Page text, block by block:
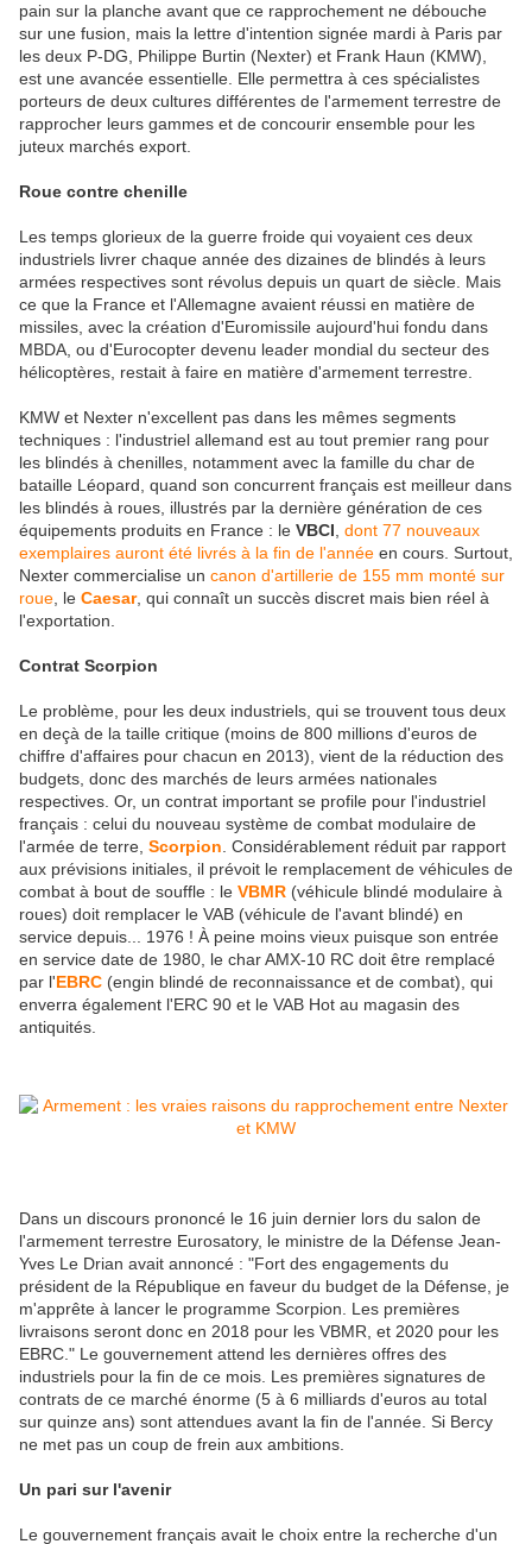
pain sur la planche avant que ce rapprochement ne débouche
sur une fusion, mais la lettre d'intention signée mardi à Paris par
les deux P-DG, Philippe Burtin (Nexter) et Frank Haun (KMW),
est une avancée essentielle. Elle permettra à ces spécialistes
porteurs de deux cultures différentes de l'armement terrestre de
rapprocher leurs gammes et de concourir ensemble pour les
juteux marchés export.
Roue contre chenille
Les temps glorieux de la guerre froide qui voyaient ces deux
industriels livrer chaque année des dizaines de blindés à leurs
armées respectives sont révolus depuis un quart de siècle. Mais
ce que la France et l'Allemagne avaient réussi en matière de
missiles, avec la création d'Euromissile aujourd'hui fondu dans
MBDA, ou d'Eurocopter devenu leader mondial du secteur des
hélicoptères, restait à faire en matière d'armement terrestre.
KMW et Nexter n'excellent pas dans les mêmes segments
techniques : l'industriel allemand est au tout premier rang pour
les blindés à chenilles, notamment avec la famille du char de
bataille Léopard, quand son concurrent français est meilleur dans
les blindés à roues, illustrés par la dernière génération de ces
équipements produits en France : le VBCI dont 77 nouveaux
exemplaires auront été livrés à la fin de l'année en cours. Surtout,
Nexter commercialise un canon d'artillerie de 155 mm monté sur
roue , le Caesar, qui connaît un succès discret mais bien réel à
l'exportation.
Contrat Scorpion
Le problème, pour les deux industriels, qui se trouvent tous deux
en deçà de la taille critique (moins de 800 millions d'euros de
chiffre d'affaires pour chacun en 2013), vient de la réduction des
budgets, donc des marchés de leurs armées nationales
respectives. Or, un contrat important se profile pour l'industriel
français : celui du nouveau système de combat modulaire de
l'armée de terre, Scorpion . Considérablement réduit par rapport
aux prévisions initiales, il prévoit le remplacement de véhicules de
combat à bout de souffle : le VBMR (véhicule blindé modulaire à
roues) doit remplacer le VAB (véhicule de l'avant blindé) en
service depuis... 1976 ! À peine moins vieux puisque son entrée
en service date de 1980, le char AMX-10 RC doit être remplacé
par l'EBRC (engin blindé de reconnaissance et de combat), qui
enverra également l'ERC 90 et le VAB Hot au magasin des
antiquités.
Dans un discours prononcé le 16 juin dernier lors du salon de
l'armement terrestre Eurosatory, le ministre de la Défense Jean-
Yves Le Drian avait annoncé : "Fort des engagements du
président de la République en faveur du budget de la Défense, je
m'apprête à lancer le programme Scorpion. Les premières
livraisons seront donc en 2018 pour les VBMR, et 2020 pour les
EBRC." Le gouvernement attend les dernières offres des
industriels pour la fin de ce mois. Les premières signatures de
contrats de ce marché énorme (5 à 6 milliards d'euros au total
sur quinze ans) sont attendues avant la fin de l'année. Si Bercy
ne met pas un coup de frein aux ambitions.
Un pari sur l'avenir
Le gouvernement français avait le choix entre la recherche d'un